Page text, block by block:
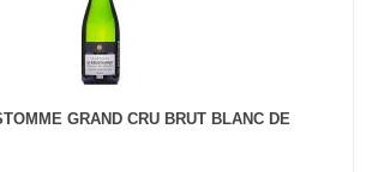
GRAND CRU BRUT BLANC DE